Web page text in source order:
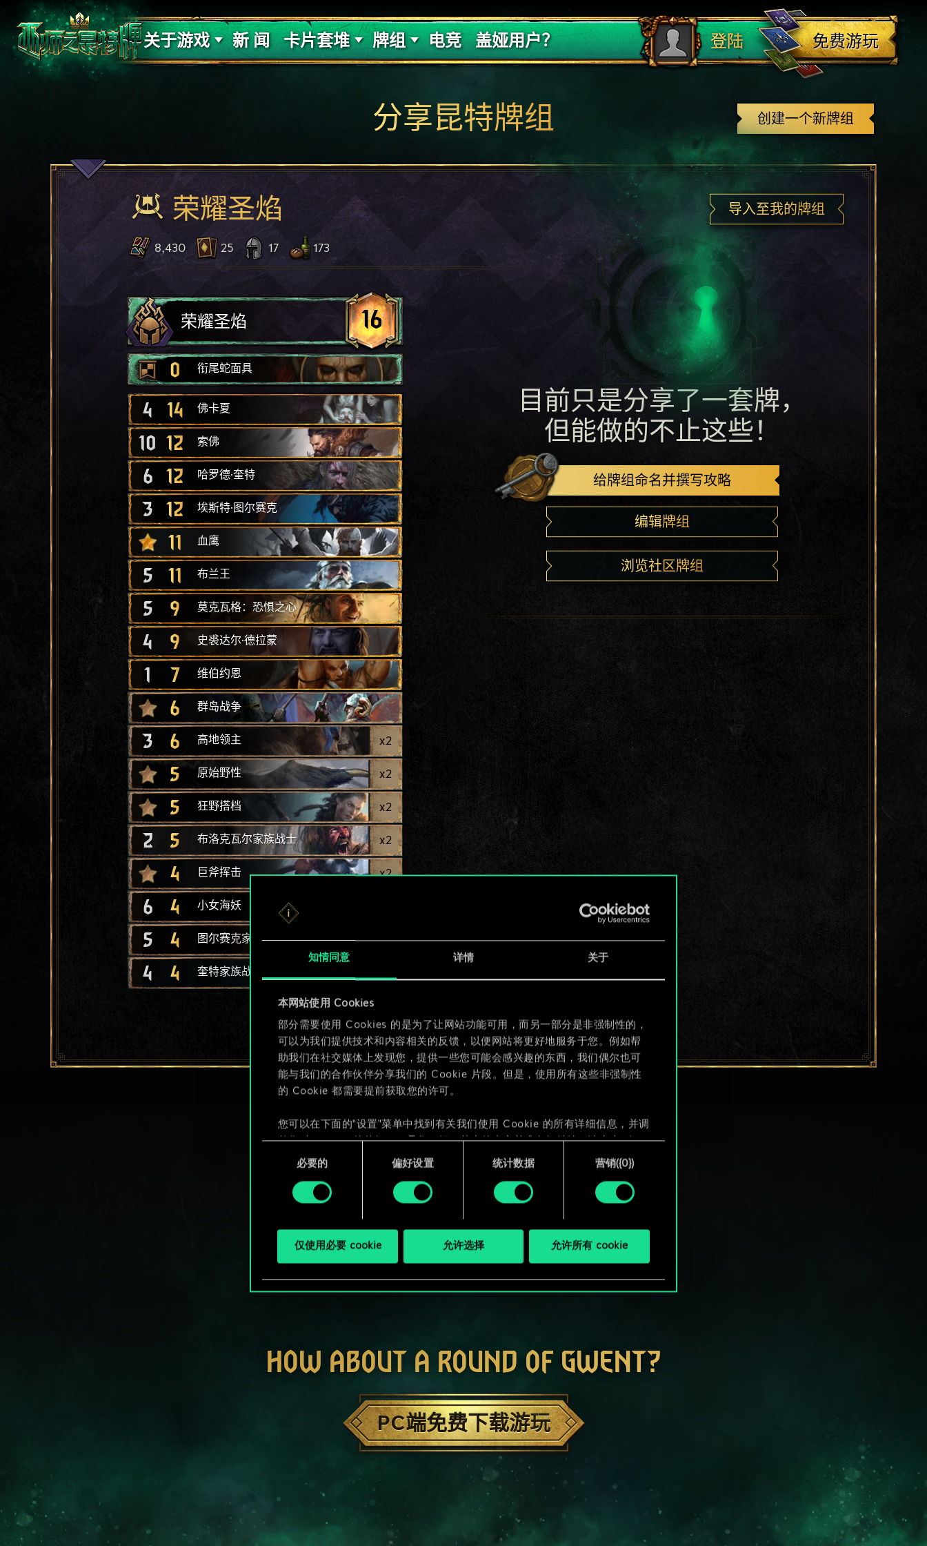
知情同意 详情 关于
本网站使用 Cookies
部分需要使用 Cookies 的是为了让网站功能可用，而另一部分是非强制性的，
可以为我们提供技术和内容相关的反馈，以便网站将更好地服务于您。例如帮
助我们在社交媒体上发现您，提供一些您可能会感兴趣的东西，我们偶尔也可
能与我们的合作伙伴分享我们的 Cookie 片段。但是，使用所有这些非强制性
的 Cookie 都需要提前获取您的许可。
您可以在下面的"设置"菜单中找到有关我们使用 Cookie 的所有详细信息，并调
整您对 Cookie 的偏好。一旦您了解了其中的内容并准备好继续，请点击"确
定"。
必要的 偏好设置 统计数据 营销({0})
仅使用必要 cookie 允许选择 允许所有 cookie
关于游戏
支持
新 闻 卡片套堆
力量的代价
牌组
牌组攻略
电竞 盖娅用户？ 登陆
登出
免费游玩
创建一个新牌组
分享昆特牌组
荣耀圣焰 导入至我的牌组
8,430 25 17 173
荣耀圣焰 16
0 衔尾蛇面具
4 14 佛卡夏
10 12 索佛
6 12 哈罗德·奎特
3 12 埃斯特·图尔赛克
11 血鹰
5 11 布兰王
5 9 莫克瓦格：恐惧之心
4 9 史裘达尔·德拉蒙
1 7 维伯约恩
6 群岛战争
3 6 高地领主 x2
5 原始野性 x2
5 狂野搭档 x2
2 5 布洛克瓦尔家族战士 x2
4 巨斧挥击 x2
6 4 小女海妖
5 4 图尔赛克家族入侵者 x2
4 4 奎特家族战士
目前只是分享了一套牌，
但能做的不止这些！
给牌组命名并撰写攻略
编辑牌组
浏览社区牌组
HOW ABOUT A ROUND OF GWENT?
PC端免费下载游玩